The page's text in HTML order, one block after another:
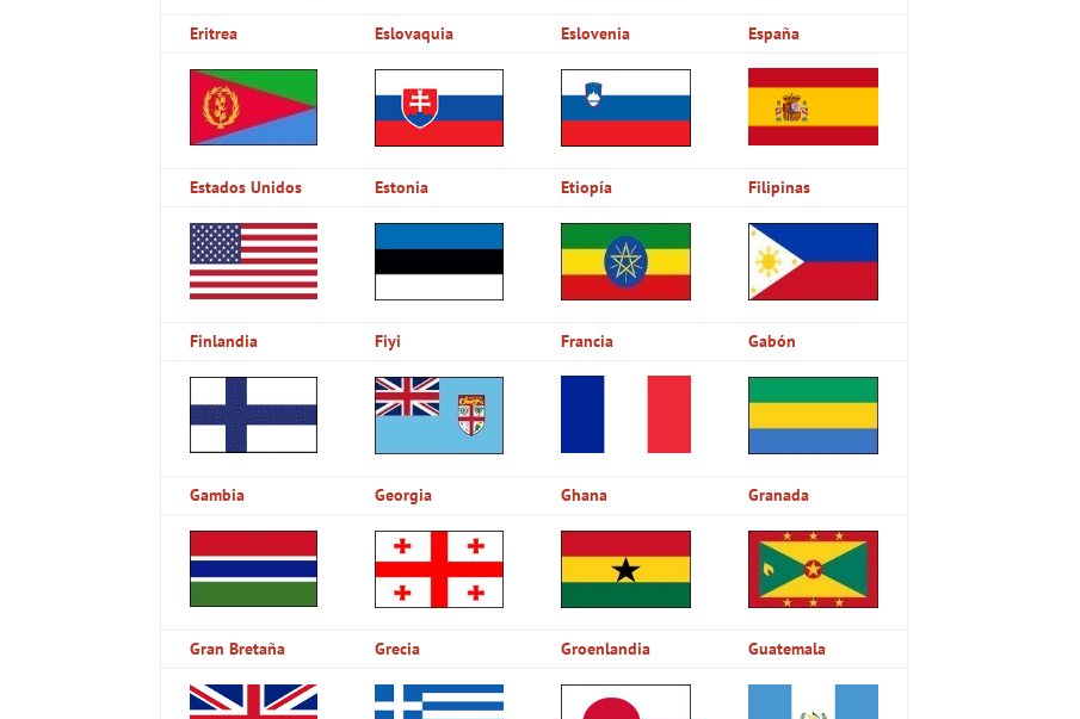
Eritrea Eslovaquia Eslovenia España
Estados Unidos Estonia Etiopía Filipinas
Finlandia Fiyi Francia Gabón
Gambia Georgia Ghana Granada
Gran Bretaña Grecia Groenlandia Guatemala